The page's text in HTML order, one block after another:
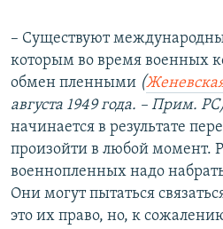
– Существуют
которым во время военных
обмен пленными (
августа 1949 года. – Прим.
начинается в результате
произойти в любой момент.
военнопленных надо
Они могут пытаться
это их право, но, к